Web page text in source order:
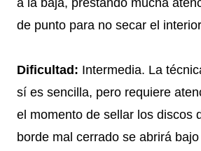
de punto para no secar el
Dificultad: Intermedia. La
sí es sencilla, pero requiere
el momento de sellar los discos
borde mal cerrado se abrirá